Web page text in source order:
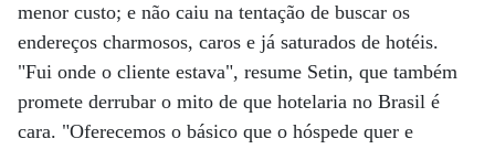
menor custo; e não caiu na tentação de buscar os
endereços charmosos, caros e já saturados de hotéis.
"Fui onde o cliente estava", resume Setin, que também
promete derrubar o mito de que hotelaria no Brasil é
cara. "Oferecemos o básico que o hóspede quer e